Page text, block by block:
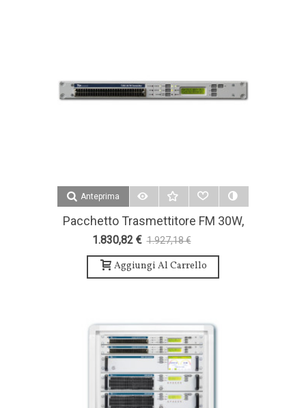
Anteprima
Pacchetto Trasmettitore FM 30W,
Antenna E Accessori - Teko
Broadcast
1.830,82 € 1.927,18 €
Aggiungi Al Carrello